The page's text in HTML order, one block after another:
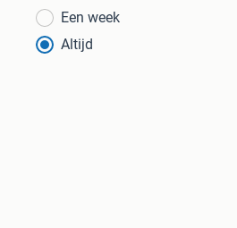
Een week
Altijd